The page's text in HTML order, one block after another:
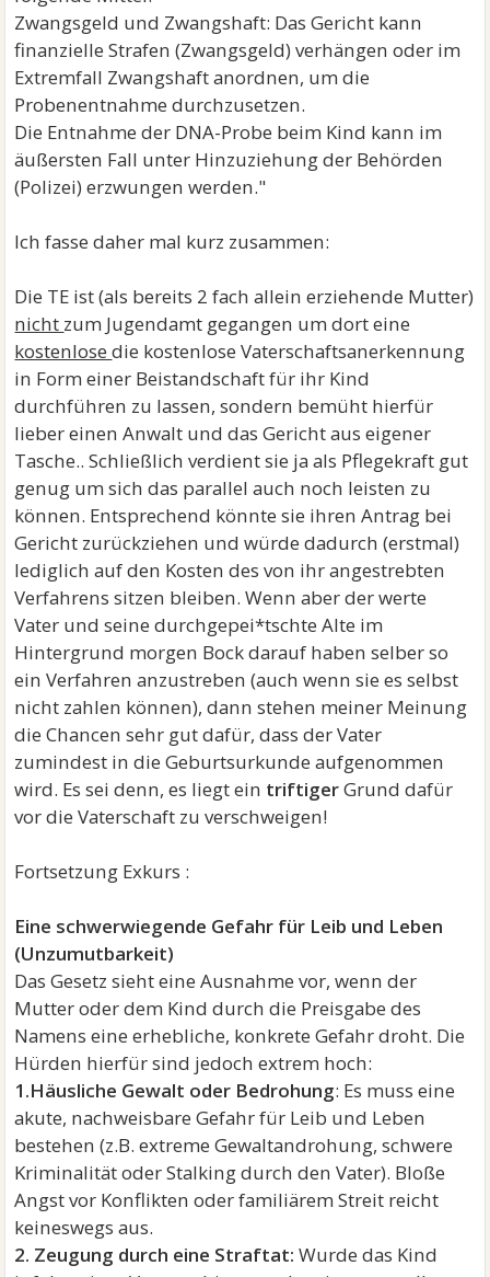
Zwangsgeld und Zwangshaft: Das Gericht kann
finanzielle Strafen (Zwangsgeld) verhängen oder im
Extremfall Zwangshaft anordnen, um die
Probenentnahme durchzusetzen.
Die Entnahme der DNA-Probe beim Kind kann im
äußersten Fall unter Hinzuziehung der Behörden
(Polizei) erzwungen werden."
Ich fasse daher mal kurz zusammen:
Die TE ist (als bereits 2 fach allein erziehende Mutter)
nicht zum Jugendamt gegangen um dort eine
kostenlosedie kostenlose Vaterschaftsanerkennung
in Form einer Beistandschaft für ihr Kind
durchführen zu lassen, sondern bemüht hierfür
lieber einen Anwalt und das Gericht aus eigener
Tasche.. Schließlich verdient sie ja als Pflegekraft gut
genug um sich das parallel auch noch leisten zu
können. Entsprechend könnte sie ihren Antrag bei
Gericht zurückziehen und würde dadurch (erstmal)
lediglich auf den Kosten des von ihr angestrebten
Verfahrens sitzen bleiben. Wenn aber der werte
Vater und seine durchgepei*tschte Alte im
Hintergrund morgen Bock darauf haben selber so
ein Verfahren anzustreben (auch wenn sie es selbst
nicht zahlen können), dann stehen meiner Meinung
die Chancen sehr gut dafür, dass der Vater
zumindest in die Geburtsurkunde aufgenommen
wird. Es sei denn, es liegt ein triftigerGrund dafür
vor die Vaterschaft zu verschweigen!
Fortsetzung Exkurs :
Eine schwerwiegende Gefahr für Leib und Leben
(Unzumutbarkeit)
Das Gesetz sieht eine Ausnahme vor, wenn der
Mutter oder dem Kind durch die Preisgabe des
Namens eine erhebliche, konkrete Gefahr droht. Die
Hürden hierfür sind jedoch extrem hoch:
1.Häusliche Gewalt oder Bedrohung: Es muss eine
akute, nachweisbare Gefahr für Leib und Leben
bestehen (z.B. extreme Gewaltandrohung, schwere
Kriminalität oder Stalking durch den Vater). Bloße
Angst vor Konflikten oder familiärem Streit reicht
keineswegs aus.
2. Zeugung durch eine Straftat: Wurde das Kind